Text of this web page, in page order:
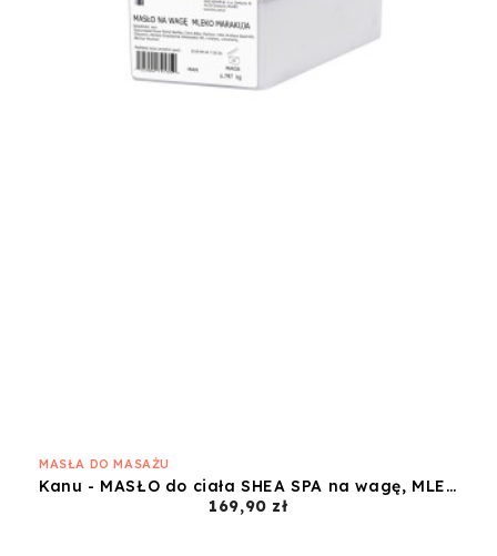
MASŁA DO MASAŻU
Kanu - MASŁO do ciała SHEA SPA na wagę, MLEKO MARAKUJA ok. 800g
169,90 złCena